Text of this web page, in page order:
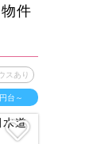
件
スあり
台～